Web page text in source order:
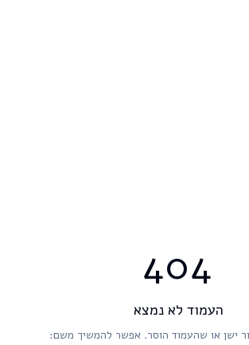
404
העמוד לא נמצא
ישן או שהעמוד הוסר. אפשר להמשיך משם: